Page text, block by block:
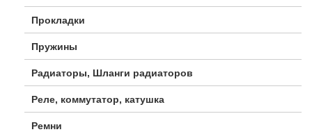
Прокладки
Пружины
Радиаторы, Шланги радиаторов
Реле, коммутатор, катушка
Ремни